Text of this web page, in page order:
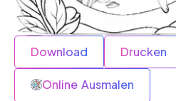
Download Drucken
Online Ausmalen